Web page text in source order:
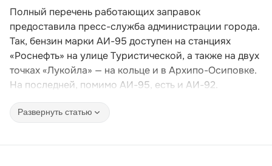
Полный перечень работающих заправок
предоставила пресс-служба администрации города.
Так, бензин марки АИ-95 доступен на станциях
«Роснефть» на улице Туристической, а также на двух
точках «Лукойла» — на кольце и в Архипо-Осиповке.
На последней, помимо АИ-95, есть и АИ-92.
Развернуть статью